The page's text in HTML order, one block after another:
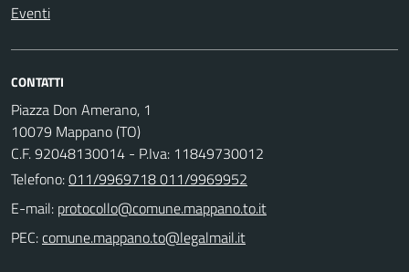
Eventi
CONTATTI
Piazza Don Amerano, 1
10079 Mappano (TO)
C.F. 92048130014 - P.Iva: 11849730012
Telefono:011/9969718 011/9969952
E-mail:
PEC: